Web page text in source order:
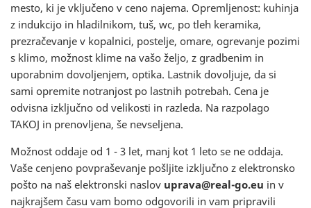
mesto, ki je vključeno v ceno najema. Opremljenost: kuhinja
z indukcijo in hladilnikom, tuš, wc, po tleh keramika,
prezračevanje v kopalnici, postelje, omare, ogrevanje pozimi
s klimo, možnost klime na vašo željo, z gradbenim in
uporabnim dovoljenjem, optika. Lastnik dovoljuje, da si
sami opremite notranjost po lastnih potrebah. Cena je
odvisna izključno od velikosti in razleda. Na razpolago
TAKOJ in prenovljena, še nevseljena.
Možnost oddaje od 1 - 3 let, manj kot 1 leto se ne oddaja.
Vaše cenjeno povpraševanje pošljite izključno z elektronsko
pošto na naš elektronski naslov uprava@real-go.eu in v
najkrajšem času vam bomo odgovorili in vam pripravili